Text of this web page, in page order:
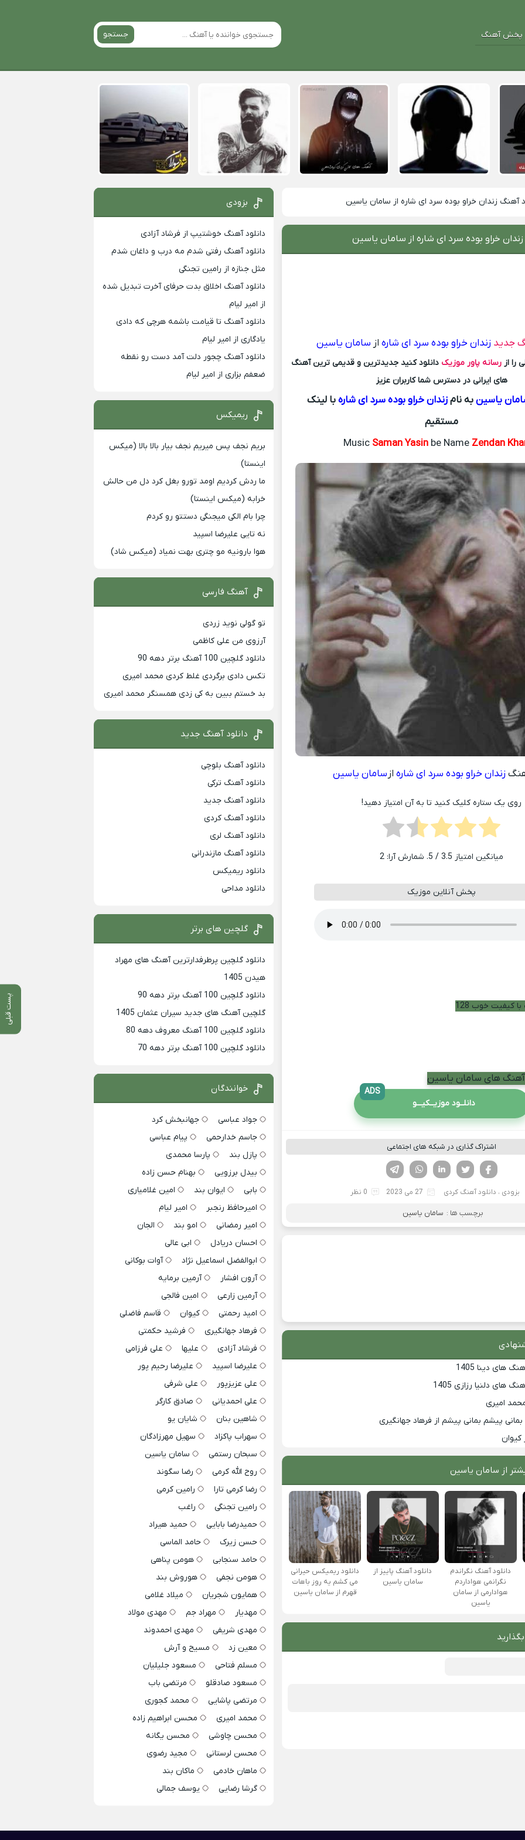
پخش آهنگ جستجو
آهنگ زندان خراو بوده سرد ای شاره از سامان یاسین
پست قبلی
خراو بوده سرد ای شاره از سامان یاسین
جدید زندان خراو بوده سرد ای شارهاز سامان یاسین
را از رسانه پاور موزیک دانلود کنید جدیدترین و قدیمی ترین آهنگ
های ایرانی در دسترس شما کاربران عزیز
یاسینبه نامزندان خراو بوده سرد ای شارهبا لینک
مستقیم
MusicSaman Yasin be NameZendan
زندان خراو بوده سرد ای شاره از سامان یاسین
روی یک ستاره کلیک کنید تا به آن امتیاز دهید!
میانگین امتیاز 3.5/ 5. شمارش آرا: 2
پخش آنلاین موزیک
کیفیت خوب 128
آهنگ های سامان یاسین
دانلــود موزیــکیـــو
ADS
اشتراک گذاری در شبکه های اجتماعی
لینکدین تویتر
فیسوک
بزودی ، دانلود آهنگ کردی 27 می 2023 0 نظر
برچسب ها : سامان یاسین
های دینا 1405
های دلنیا رزازی 1405
امیری
پیشم بمانی پیشم از فرهاد جهانگیری
کیوان
از سامان یاسین
دانلود آهنگ نگراندم
نگرانمی هواداردم
هوادارمی از سامان
یاسین
دانلود آهنگ پاییز از
سامان یاسین
دانلود ریمیکس حیرانی
می کشم یه روز باهات
قهرم از سامان یاسین
بزودی
دانلود آهنگ خوشتیپ از فرشاد آزادی
دانلود آهنگ رفتی شدم مه درب و داغان شدم
مثل جنازه از رامین تجنگی
دانلود آهنگ اخلاق بدت حرفای آخرت تبدیل شده
از امیر لیام
دانلود آهنگ تا قیامت باشمه هرچی که دادی
یادگاری از امیر لیام
دانلود آهنگ چجور دلت آمد دست رو نقطه
ضعفم بزاری از امیر لیام
ریمیکس
بریم نجف پس میریم نجف بیار بالا بالا (میکس
اینستا)
ما ردش کردیم اومد تورو بغل کرد دل من حالش
خرابه (میکس اینستا)
چرا بام الکی میجنگی دستتو رو کردم
نه تایی علیرضا اسپید
هوا بارونیه مو چتری بهت نمیاد (میکس شاد)
آهنگ فارسی
تو گولی نوید زردی
آرزوی من علی کاظمی
دانلود گلچین 100 آهنگ برتر دهه 90
تکس دادی برگردی غلط کردی محمد امیری
بد خستم ببین به کی زدی همسنگر محمد امیری
دانلود آهنگ جدید
دانلود آهنگ بلوچی
دانلود آهنگ ترکی
دانلود آهنگ جدید
دانلود آهنگ کردی
دانلود آهنگ لری
دانلود آهنگ مازندرانی
دانلود ریمیکس
دانلود مداحی
گلچین های برتر
دانلود گلچین پرطرفدارترین آهنگ های مهراد
هیدن 1405
دانلود گلچین 100 آهنگ برتر دهه 90
گلچین آهنگ های جدید سیران عثمان 1405
دانلود گلچین 100 آهنگ معروف دهه 80
دانلود گلچین 100 آهنگ برتر دهه 70
خوانندگان
جواد عباسی
جهانبخش کرد
جاسم خدارحمی
پیام عباسی
پازل بند
پارسا محمدی
بیدل برزویی
بهنام حسن زاده
بابی
ایوان بند
امین غلامیاری
امیرحافظ رنجبر
امیر لیام
امیر رمضانی
امو بند
الجان
احسان دریادل
ابی عالی
ابوالفضل اسماعیل نژاد
آوات بوکانی
آرون افشار
آرمین برمایه
آرمین زارعی
امین فالجی
امید رحمتی
کیوان
قاسم فاضلی
فرهاد جهانگیری
فرشید حکمتی
فرشاد آزادی
علیها
علی فرزامی
علیرضا اسپید
علیرضا رحیم پور
علی عزیزپور
علی شرفی
علی احمدیانی
صادق کارگر
شاهین بنان
شایان یو
سهراب پاکزاد
سهیل مهرزادگان
سبحان رستمی
سامان یاسین
روح الله کرمی
رضا سگوند
رضا کرمی تارا
رامین کرمی
رامین تجنگی
راغب
حمیدرضا بابایی
حمید هیراد
حسن زیرک
حامد الماسی
حامد سنجابی
هومن پناهی
هومن نجفی
هوروش بند
همایون شجریان
میلاد غلامی
مهدیار
مهراد جم
مهدی مولاد
مهدی شریفی
مهدی احمدوند
معین زد
مسیح و آرش
مسلم فتاحی
مسعود جلیلیان
مسعود صادقلو
مرتضی باب
مرتضی پاشایی
محمد کجوری
محمد امیری
محسن ابراهیم زاده
محسن چاوشی
محسن یگانه
محسن لرستانی
مجید رضوی
ماهان خادمی
ماکان بند
گرشا رضایی
یوسف جمالی